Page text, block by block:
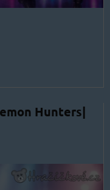
Hunters|